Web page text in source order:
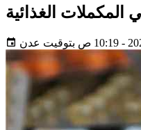
الغذائية